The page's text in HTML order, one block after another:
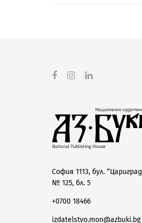
София 1113, бул.
№ 125, бл. 5
+0700 18466
izdatelstvo.mon@azbuki.bg